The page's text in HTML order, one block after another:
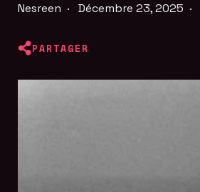
Nesreen · Décembre 23, 2025 ·
PARTAGER